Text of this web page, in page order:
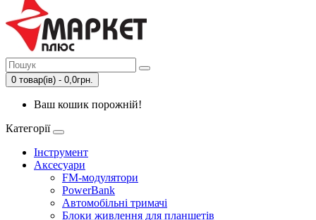
0 товар(ів) - 0,0грн.
Ваш кошик порожній!
Категорії
Інструмент
Аксесуари
FM-модулятори
PowerBank
Автомобільні тримачі
Блоки живлення для планшетів